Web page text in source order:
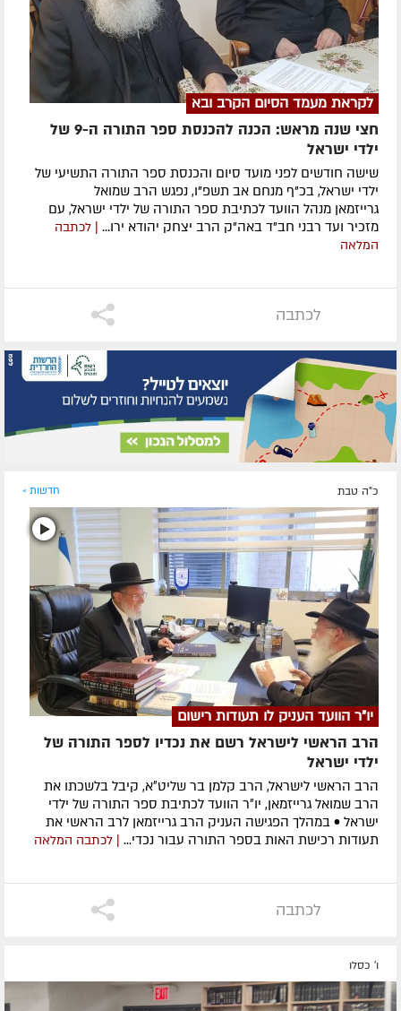
לקראת מעמד הסיום הקרב ובא
חצי שנה מראש: הכנה להכנסת ספר התורה ה-9 של
ילדי ישראל
שישה חודשים לפני מועד סיום והכנסת ספר התורה התשיעי של
ילדי ישראל, בכ"ף מנחם אב תשפ"ו, נפגש הרב שמואל
גרייזמאן מנהל הוועד לכתיבת ספר התורה של ילדי ישראל, עם
מזכיר ועד רבני חב"ד באה"ק הרב יצחק יהודא ירו...
| לכתבה
המלאה
לכתבה
כ"ה טבת חדשות »
יו"ר הוועד העניק לו תעודות רישום
הרב הראשי לישראל רשם את נכדיו לספר התורה של
ילדי ישראל
הרב הראשי לישראל, הרב קלמן בר שליט״א, קיבל בלשכתו את
הרב שמואל גרייזמאן, יו״ר הוועד לכתיבת ספר התורה של ילדי
ישראל • במהלך הפגישה העניק הרב גרייזמאן לרב הראשי את
תעודות רכישת האות בספר התורה עבור נכדי...
| לכתבה המלאה
לכתבה
ו' כסלו